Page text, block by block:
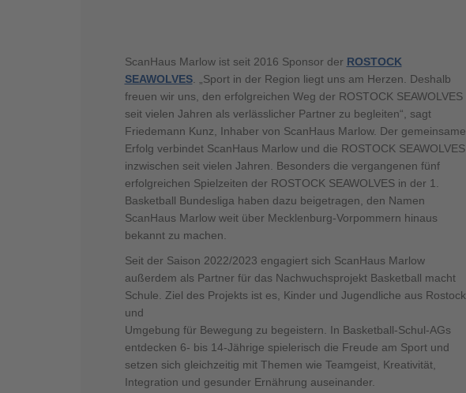
ScanHaus Marlow ist seit 2016 Sponsor der ROSTOCK
SEAWOLVES. „Sport in der Region liegt uns am Herzen. Deshalb
freuen wir uns, den erfolgreichen Weg der ROSTOCK SEAWOLVES
seit vielen Jahren als verlässlicher Partner zu begleiten“, sagt
Friedemann Kunz, Inhaber von ScanHaus Marlow. Der gemeinsame
Erfolg verbindet ScanHaus Marlow und die ROSTOCK SEAWOLVES
inzwischen seit vielen Jahren. Besonders die vergangenen fünf
erfolgreichen Spielzeiten der ROSTOCK SEAWOLVES in der 1.
Basketball Bundesliga haben dazu beigetragen, den Namen
ScanHaus Marlow weit über Mecklenburg-Vorpommern hinaus
bekannt zu machen.
Seit der Saison 2022/2023 engagiert sich ScanHaus Marlow
außerdem als Partner für das Nachwuchsprojekt Basketball macht
Schule. Ziel des Projekts ist es, Kinder und Jugendliche aus Rostock
und
Umgebung für Bewegung zu begeistern. In Basketball-Schul-AGs
entdecken 6- bis 14-Jährige spielerisch die Freude am Sport und
setzen sich gleichzeitig mit Themen wie Teamgeist, Kreativität,
Integration und gesunder Ernährung auseinander.